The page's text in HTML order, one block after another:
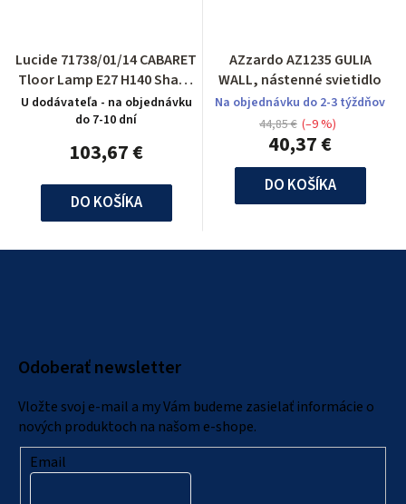
Lucide 71738/01/14 CABARET
Tloor Lamp E27 H140 Shade
Silver
U dodávateľa - na objednávku
do 7-10 dní
103,67 €
DO KOŠÍKA
AZzardo AZ1235 GULIA
WALL, nástenné svietidlo
Na objednávku do 2-3 týždňov
40,37 €
44,85 € (–9 %)
DO KOŠÍKA
Odoberať newsletter
Vložte svoj e-mail a my Vám budeme zasielať informácie o
nových produktoch na našom e-shope.
Email